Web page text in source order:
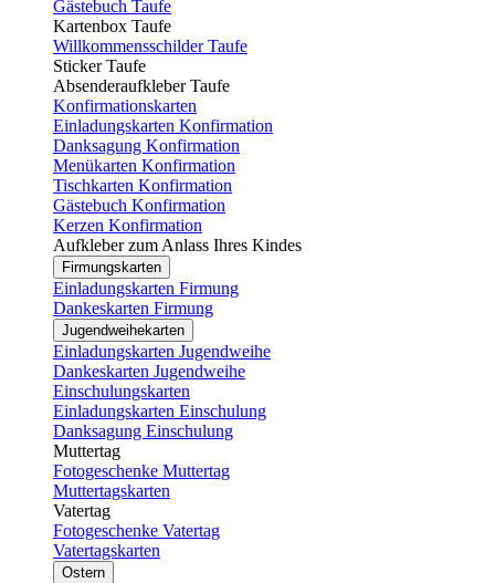
Gästebuch Taufe
Kartenbox Taufe
Willkommensschilder Taufe
Sticker Taufe
Absenderaufkleber Taufe
Konfirmationskarten
Einladungskarten Konfirmation
Danksagung Konfirmation
Menükarten Konfirmation
Tischkarten Konfirmation
Gästebuch Konfirmation
Kerzen Konfirmation
Aufkleber zum Anlass Ihres Kindes
Firmungskarten
Einladungskarten Firmung
Dankeskarten Firmung
Jugendweihekarten
Einladungskarten Jugendweihe
Dankeskarten Jugendweihe
Einschulungskarten
Einladungskarten Einschulung
Danksagung Einschulung
Muttertag
Fotogeschenke Muttertag
Muttertagskarten
Vatertag
Fotogeschenke Vatertag
Vatertagskarten
Ostern